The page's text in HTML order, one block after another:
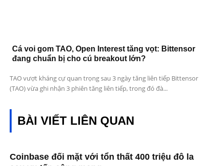
Cá voi gom TAO, Open Interest tăng vọt: Bittensor
đang chuẩn bị cho cú breakout lớn?
TAO vượt kháng cự quan trọng sau 3 ngày tăng liên tiếp Bittensor
(TAO) vừa ghi nhận 3 phiên tăng liên tiếp, trong đó đà...
BÀI VIẾT LIÊN QUAN
Coinbase đối mặt với tổn thất 400 triệu đô la